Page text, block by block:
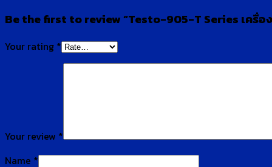
Be the first to review “Testo-905-T Series เครื่อ
Your rating *
Your review *
Name *